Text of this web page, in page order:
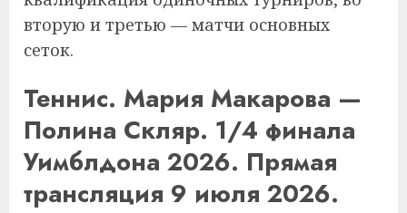
вторую и третью — матчи основных
сеток.
Теннис. Мария Макарова —
Полина Скляр. 1/4 финала
Уимблдона 2026. Прямая
трансляция 9 июля 2026.